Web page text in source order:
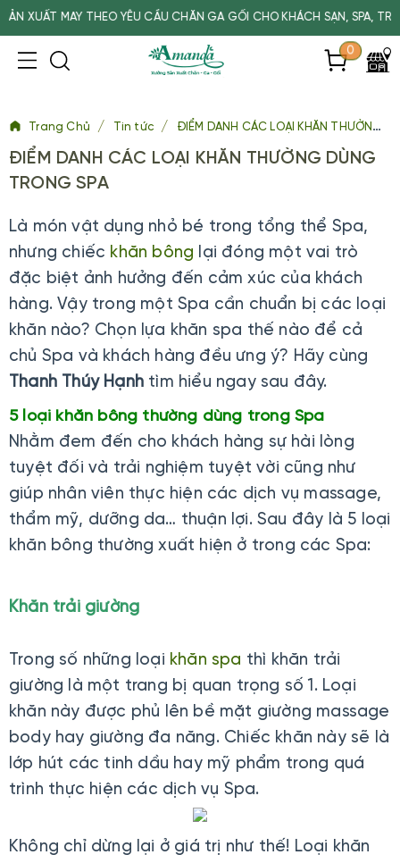
MAY THEO YÊU CẦU CHĂN GA GỐI CHO KHÁCH SẠN, SPA, TRƯỜNG
0
Trang Chủ / Tin tức / ĐIỂM DANH CÁC LOẠI KHĂN THƯỜNG DÙNG TRONG SPA
ĐIỂM DANH CÁC LOẠI KHĂN THƯỜNG DÙNG
TRONG SPA
Là món vật dụng nhỏ bé trong tổng thể Spa,
nhưng chiếc khăn bông lại đóng một vai trò
đặc biệt ảnh hưởng đến cảm xúc của khách
hàng. Vậy trong một Spa cần chuẩn bị các loại
khăn nào? Chọn lựa khăn spa thế nào để cả
chủ Spa và khách hàng đều ưng ý? Hãy cùng
Thanh Thúy Hạnh tìm hiểu ngay sau đây.
5 loại khăn bông thường dùng trong Spa
Nhằm đem đến cho khách hàng sự hài lòng
tuyệt đối và trải nghiệm tuyệt vời cũng như
giúp nhân viên thực hiện các dịch vụ massage,
thẩm mỹ, dưỡng da… thuận lợi. Sau đây là 5 loại
khăn bông thường xuất hiện ở trong các Spa:
Khăn trải giường
Trong số những loại khăn spa thì khăn trải
giường là một trang bị quan trọng số 1. Loại
khăn này được phủ lên bề mặt giường massage
body hay giường đa năng. Chiếc khăn này sẽ là
lớp hút các tinh dầu hay mỹ phẩm trong quá
trình thực hiện các dịch vụ Spa.
Không chỉ dừng lại ở giá trị như thế! Loại khăn